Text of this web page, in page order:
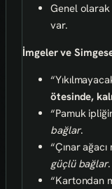
Genel olarak
var.
İmgeler ve
ötesinde,
“Pamuk
bağlar.
“Çınar
güçlü bağlar.
“Kartondan